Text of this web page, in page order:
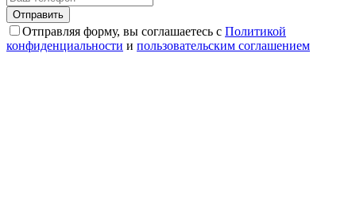
Отправляя форму, вы соглашаетесь с Политикой
конфиденциальности и пользовательским соглашением